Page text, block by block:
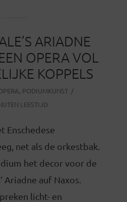
ARIADNE
OPERA VOL
KOPPELS
, PODIUMKUNST
LEESTIJD
Enschedese
net als de orkestbak.
het decor voor de
Ariadne auf Naxos.
licht- en